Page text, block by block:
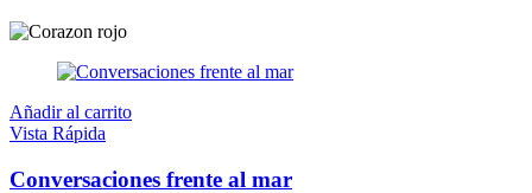
Añadir al carrito
Vista Rápida
Conversaciones frente al mar